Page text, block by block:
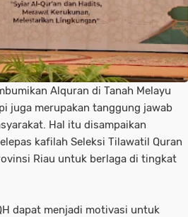
Alquran di Tanah Melayu
juga merupakan tanggung jawab
Hal itu disampaikan
kafilah Seleksi Tilawatil Quran
Riau untuk berlaga di tingkat
dapat menjadi motivasi untuk